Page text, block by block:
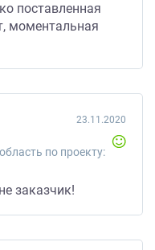
поставленная
моментальная
по проекту:
23.11.2020
заказчик!